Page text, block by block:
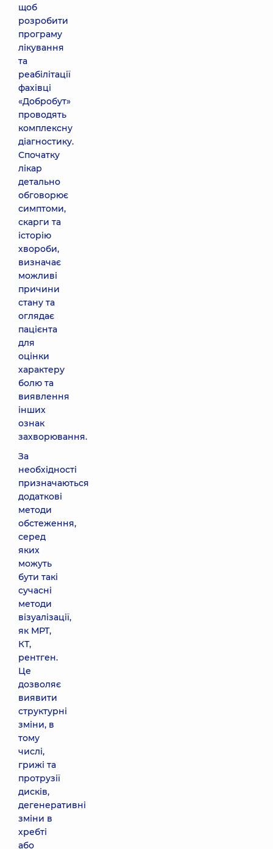
щоб
розробити
програму
лікування
та
реабілітації
фахівці
«Добробут»
проводять
комплексну
діагностику.
Спочатку
лікар
детально
обговорює
симптоми,
скарги та
історію
хвороби,
визначає
можливі
причини
стану та
оглядає
пацієнта
для
оцінки
характеру
болю та
виявлення
інших
ознак
захворювання.
За
необхідності
призначаються
додаткові
методи
обстеження,
серед
яких
можуть
бути такі
сучасні
методи
візуалізації,
як МРТ,
КТ,
рентген.
Це
дозволяє
виявити
структурні
зміни, в
тому
числі,
грижі та
протрузії
дисків,
дегенеративні
зміни в
хребті
або